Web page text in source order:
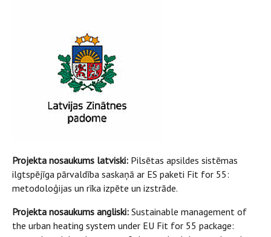
Projekta nosaukums latviski: Pilsētas apsildes sistēmas
ilgtspējīga pārvaldība saskaņā ar ES paketi Fit for 55:
metodoloģijas un rīka izpēte un izstrāde.
Projekta nosaukums angliski: Sustainable management of
the urban heating system under EU Fit for 55 package: